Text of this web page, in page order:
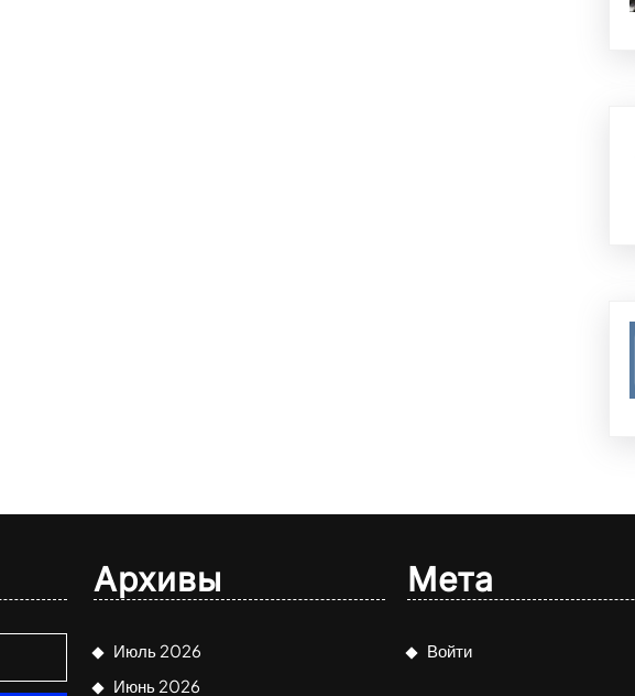
Архивы
Июль 2026
Июнь 2026
Мета
Войти